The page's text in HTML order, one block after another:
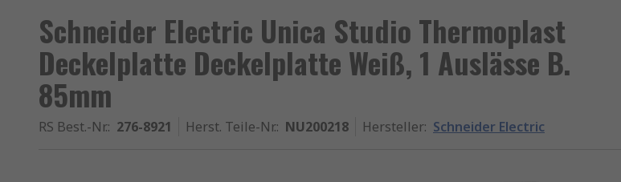
Schneider Electric Unica Studio Thermoplast
Deckelplatte Deckelplatte Weiß, 1 Auslässe B.
85mm
RS Best.-Nr.: 276-8921 Herst. Teile-Nr.: NU200218 Hersteller: Schneider Electric